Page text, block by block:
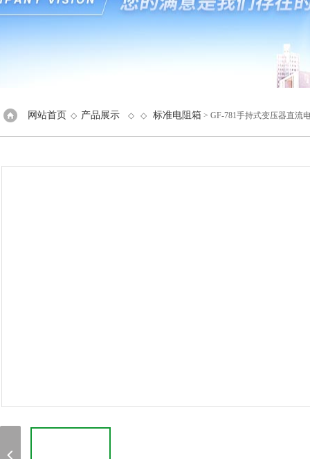
网站首页 ◇ 产品展示 ◇ ◇ 标准电阻箱 > GF-781手持式变压器直流